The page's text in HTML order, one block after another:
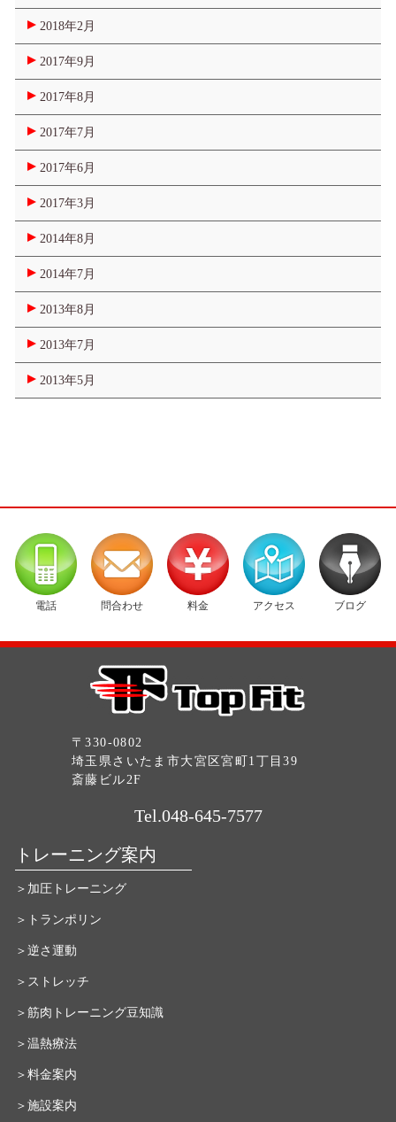
2018年2月
2017年9月
2017年8月
2017年7月
2017年6月
2017年3月
2014年8月
2014年7月
2013年8月
2013年7月
2013年5月
電話 問合わせ 料金 アクセス ブログ
〒330-0802
埼玉県さいたま市大宮区宮町1丁目39
斎藤ビル2F
Tel.048-645-7577
トレーニング案内
＞加圧トレーニング
＞トランポリン
＞逆さ運動
＞ストレッチ
＞筋肉トレーニング豆知識
＞温熱療法
＞料金案内
＞施設案内